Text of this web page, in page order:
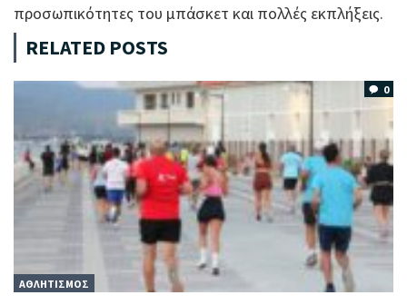
προσωπικότητες του μπάσκετ και πολλές εκπλήξεις.
RELATED POSTS
0
ΑΘΛΗΤΙΣΜΟΣ